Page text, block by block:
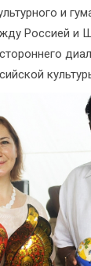
и
Россией и